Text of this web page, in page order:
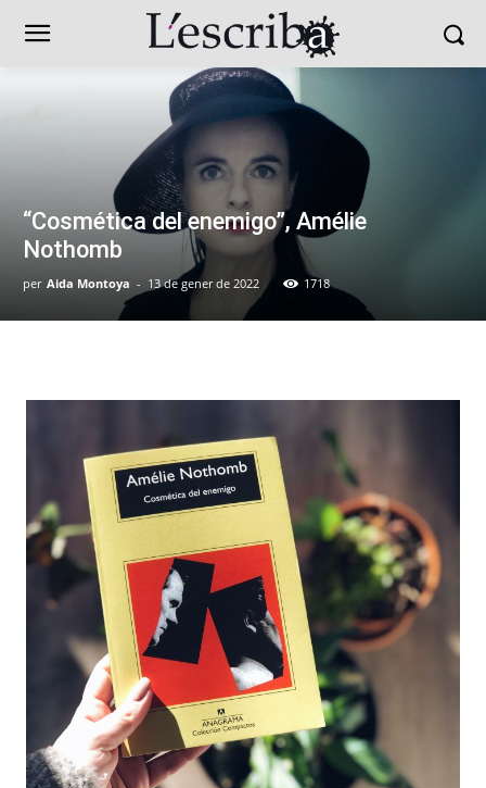
“Cosmética del enemigo”, Amélie
Nothomb
per Aida Montoya - 13 de gener de 2022 1718